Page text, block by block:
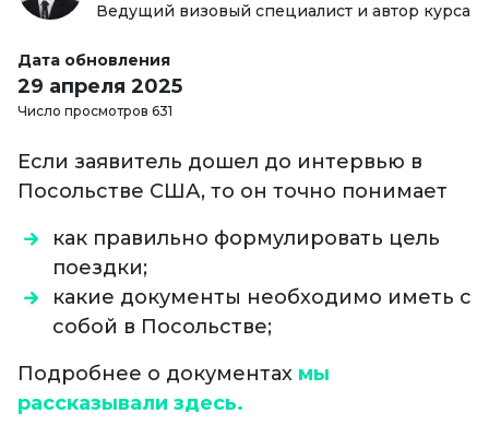
Ведущий визовый специалист и автор курса
Дата обновления
29 апреля 2025
Число просмотров 631
Если заявитель дошел до интервью в
Посольстве США, то он точно понимает
как правильно формулировать цель
поездки;
какие документы необходимо иметь с
собой в Посольстве;
Подробнее о документах мы
рассказывали здесь.